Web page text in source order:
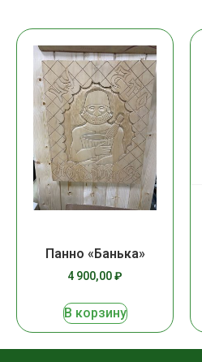
Панно «Банька»
4 900,00₽
В корзину